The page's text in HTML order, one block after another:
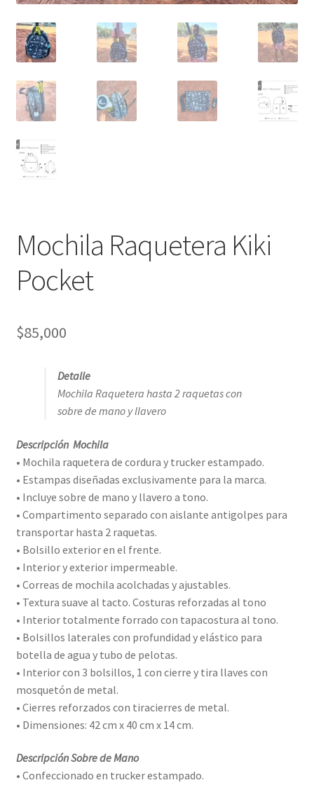
Mochila Raquetera Kiki
Pocket
$85,000
Detalle
Mochila Raquetera hasta 2 raquetas con
sobre de mano y llavero
Descripción Mochila
• Mochila raquetera de cordura y trucker estampado.
• Estampas diseñadas exclusivamente para la marca.
• Incluye sobre de mano y llavero a tono.
• Compartimento separado con aislante antigolpes para
transportar hasta 2 raquetas.
• Bolsillo exterior en el frente.
• Interior y exterior impermeable.
• Correas de mochila acolchadas y ajustables.
• Textura suave al tacto. Costuras reforzadas al tono
• Interior totalmente forrado con tapacostura al tono.
• Bolsillos laterales con profundidad y elástico para
botella de agua y tubo de pelotas.
• Interior con 3 bolsillos, 1 con cierre y tira llaves con
mosquetón de metal.
• Cierres reforzados con tiracierres de metal.
• Dimensiones: 42 cm x 40 cm x 14 cm.
Descripción Sobre de Mano
• Confeccionado en trucker estampado.